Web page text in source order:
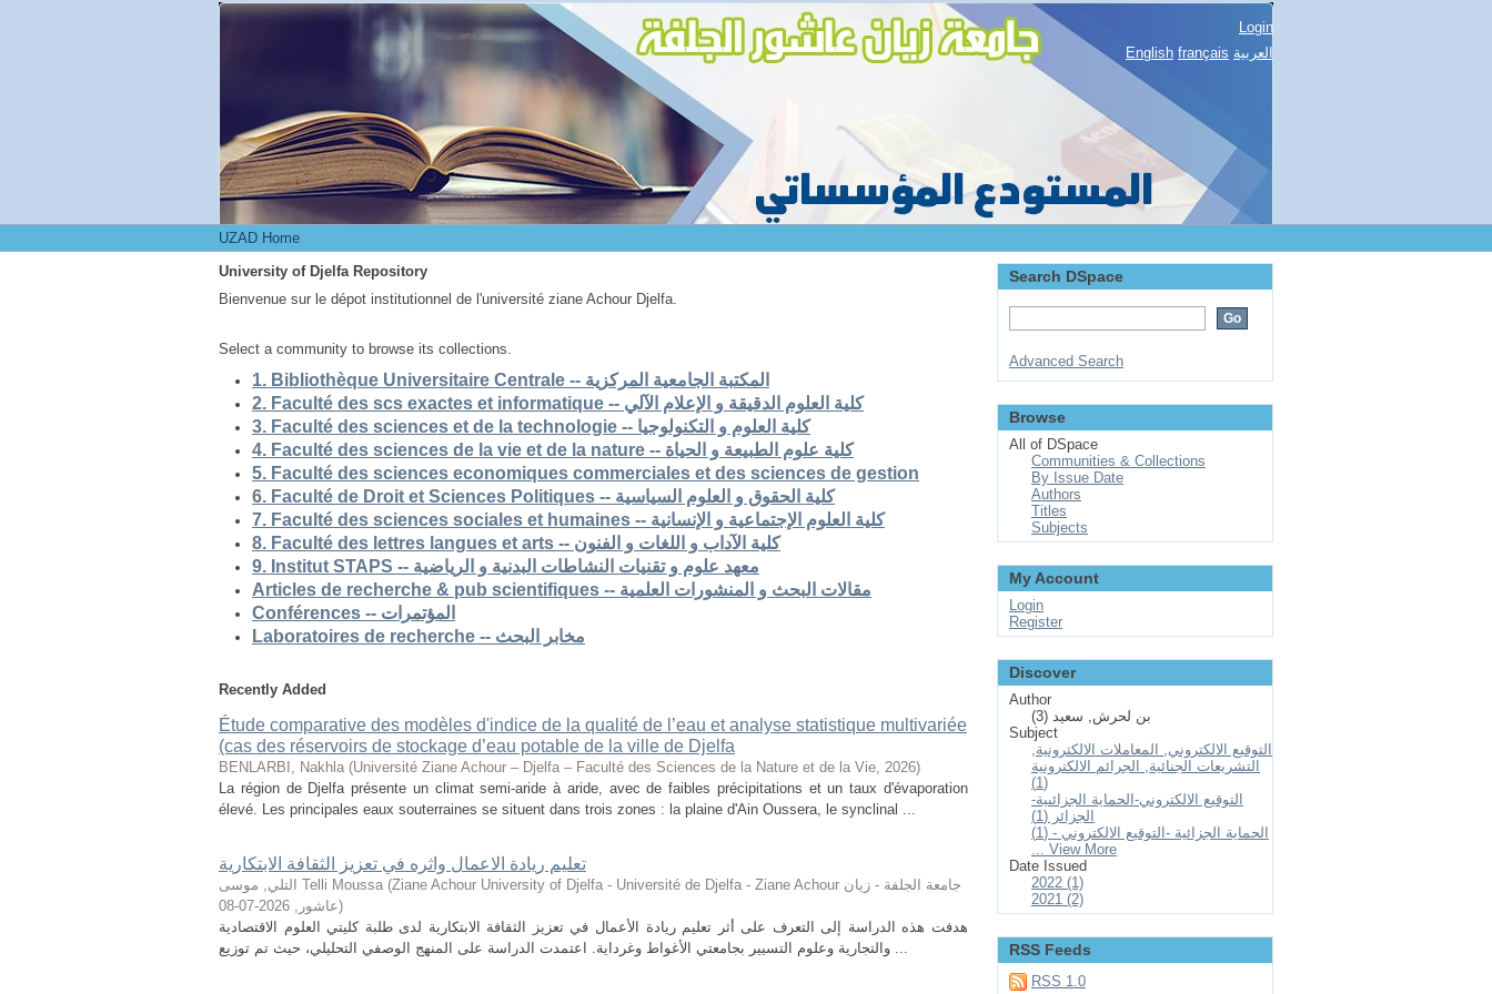
UZAD Home
Login
English français العربية
UZAD Home
University of Djelfa Repository
Bienvenue sur le dépot institutionnel de l'université ziane Achour Djelfa.
Select a community to browse its collections.
1. Bibliothèque Universitaire Centrale -- المكتبة الجامعية المركزية
2. Faculté des scs exactes et informatique -- كلية العلوم الدقيقة و الإعلام الآلي
3. Faculté des sciences et de la technologie -- كلية العلوم و التكنولوجيا
4. Faculté des sciences de la vie et de la nature -- كلية علوم الطبيعة و الحياة
5. Faculté des sciences economiques commerciales et des sciences de gestion
6. Faculté de Droit et Sciences Politiques -- كلية الحقوق و العلوم السياسية
7. Faculté des sciences sociales et humaines -- كلية العلوم الإجتماعية و الإنسانية
8. Faculté des lettres langues et arts -- كلية الآداب و اللغات و الفنون
9. Institut STAPS -- معهد علوم و تقنيات النشاطات البدنية و الرياضية
Articles de recherche & pub scientifiques -- مقالات البحث و المنشورات العلمية
Conférences -- المؤتمرات
Laboratoires de recherche -- مخابر البحث
Recently Added
Étude comparative des modèles d'indice de la qualité de l’eau et analyse statistique multivariée
(cas des réservoirs de stockage d’eau potable de la ville de Djelfa
BENLARBI, Nakhla (Université Ziane Achour – Djelfa – Faculté des Sciences de la Nature et de la Vie, 2026)
La région de Djelfa présente un climat semi-aride à aride, avec de faibles précipitations et un taux d'évaporation
élevé. Les principales eaux souterraines se situent dans trois zones : la plaine d'Ain Oussera, le synclinal ...
تعليم ريادة الاعمال واثره في تعزيز الثقافة الابتكارية
التلي, موسى Telli Moussa (Ziane Achour University of Djelfa - Université de Djelfa - Ziane Achour جامعة الجلفة - زيان
عاشور ,
2026-07-08
)
هدفت هذه الدراسة إلى التعرف على أثر تعليم ريادة الأعمال في تعزيز الثقافة الابتكارية لدى طلبة كليتي العلوم الاقتصادية
والتجارية وعلوم التسيير بجامعتي الأغواط وغرداية. اعتمدت الدراسة على المنهج الوصفي التحليلي، حيث تم توزيع ...
Search DSpace
Advanced Search
Browse
All of DSpace
Communities & Collections
By Issue Date
Authors
Titles
Subjects
My Account
Login
Register
Discover
Author
بن لحرش, سعيد (3)
Subject
التوقيع الالكتروني, المعاملات الالكترونية,
التشريعات الجنائية, الجرائم الالكترونية
(1)
التوقيع الالكتروني-الحماية الجزائىية-
الجزائر (1)
الحماية الجزائية -التوقيع الالكتروني - (1)
... View More
Date Issued
2022 (1)
2021 (2)
RSS Feeds
RSS 1.0